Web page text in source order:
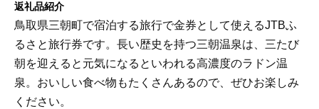
返礼品紹介
鳥取県三朝町で宿泊する旅行で金券として使えるJTBふ
るさと旅行券です。長い歴史を持つ三朝温泉は、三たび
朝を迎えると元気になるといわれる高濃度のラドン温
泉。おいしい食べ物もたくさんあるので、ぜひお楽しみ
ください。